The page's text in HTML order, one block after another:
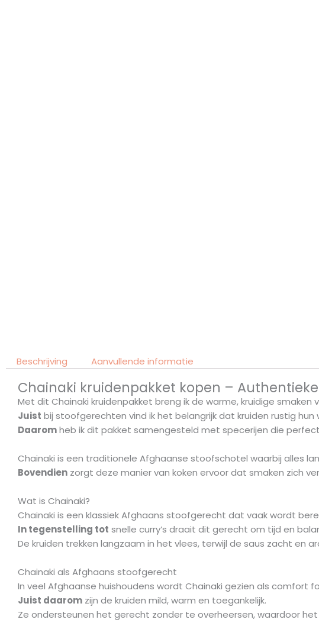
Beschrijving Aanvullende informatie
Chainaki kruidenpakket kopen –
Met dit Chainaki kruidenpakket breng ik de warme, kruidige smaken
Juist bij stoofgerechten vind ik het belangrijk dat kruiden rustig hun
Daaromheb ik dit pakket samengesteld met specerijen die
Chainaki is een traditionele Afghaanse stoofschotel waarbij alles
Bovendien zorgt deze manier van koken ervoor dat smaken zich
Wat is Chainaki?
Chainaki is een klassiek Afghaans stoofgerecht dat vaak wordt
In tegenstelling tot snelle curry’s draait dit gerecht om tijd en
De kruiden trekken langzaam in het vlees, terwijl de saus zacht en
Chainaki als Afghaans stoofgerecht
In veel Afghaanse huishoudens wordt Chainaki gezien als comfort
Juist daarom zijn de kruiden mild, warm en toegankelijk.
Ze ondersteunen het gerecht zonder te overheersen, waardoor